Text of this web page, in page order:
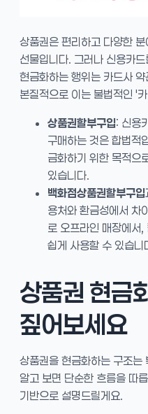
상품권은 편리하고 다양한
선물입니다. 그러나 신용카
현금화하는 행위는 카드사
본질적으로 이는 불법적인 '
상품권할부구입: 신용
구매하는 것은 합법적
금화하기 위한 목적으
있습니다.
백화점상품권할부구입
용처와 환금성에서 차
로 오프라인 매장에서
쉽게 사용할 수 있습니
상품권 현금
짚어보세요
상품권을 현금화하는 구조는
알고 보면 단순한 흐름을 따
기반으로 설명드릴게요.